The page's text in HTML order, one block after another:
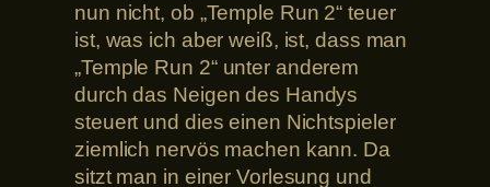
nun nicht, ob „Temple Run 2“ teuer
ist, was ich aber weiß, ist, dass man
„Temple Run 2“ unter anderem
durch das Neigen des Handys
steuert und dies einen Nichtspieler
ziemlich nervös machen kann. Da
sitzt man in einer Vorlesung und